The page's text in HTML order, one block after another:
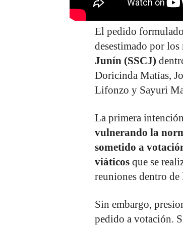
El pedido
desestimado por los
Junín (SSCJ)
Doricinda Matías,
Lifonzo y Sayuri
La primera
vulnerando la
sometido a
viáticos que se
reuniones dentro
Sin embargo,
pedido a votación.